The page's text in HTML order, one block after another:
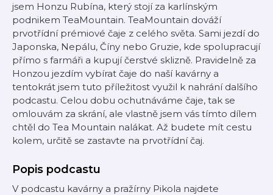
jsem Honzu Rubína, který stojí za karlínským
podnikem TeaMountain. TeaMountain dováží
prvotřídní prémiové čaje z celého světa. Sami jezdí do
Japonska, Nepálu, Číny nebo Gruzie, kde spolupracují
přímo s farmáři a kupují čerstvé sklizně. Pravidelně za
Honzou jezdím vybírat čaje do naší kavárny a
tentokrát jsem tuto příležitost využil k nahrání dalšího
podcastu. Celou dobu ochutnáváme čaje, tak se
omlouvám za skrání, ale vlastně jsem vás tímto dílem
chtěl do Tea Mountain nalákat. Až budete mít cestu
kolem, určitě se zastavte na prvotřídní čaj.
Popis podcastu
V podcastu kavárny a pražírny Pikola najdete